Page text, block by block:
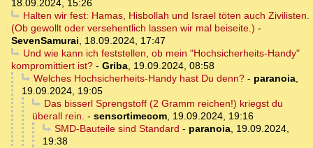
18.09.2024, 15:26
Halten wir fest: Hamas, Hisbollah und Israel töten auch Zivilisten.
(Ob gewollt oder versehentlich lassen wir mal beiseite.) -
SevenSamurai, 18.09.2024, 17:47
Und wie kann ich feststellen, ob mein "Hochsicherheits-Handy"
kompromittiert ist? - Griba, 19.09.2024, 08:58
Welches Hochsicherheits-Handy hast Du denn?- paranoia,
19.09.2024, 19:05
Das bisserl Sprengstoff (2 Gramm reichen!) kriegst du
überall rein. - sensortimecom, 19.09.2024, 19:16
SMD-Bauteile sind Standard - paranoia, 19.09.2024,
19:38